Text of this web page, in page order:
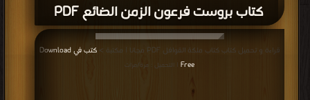
كتاب بروست فرعون الزمن الضائع PDF
قراءة و تحميل كتاب كتاب ملكة القوافل PDF مجانا | مكتبة >
كتب في Download
Free
| التحميل : مرة/مرات